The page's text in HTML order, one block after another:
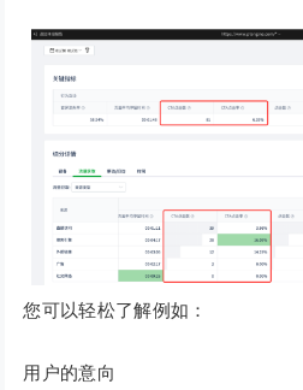
您可以轻松了解例如：
用户的意向